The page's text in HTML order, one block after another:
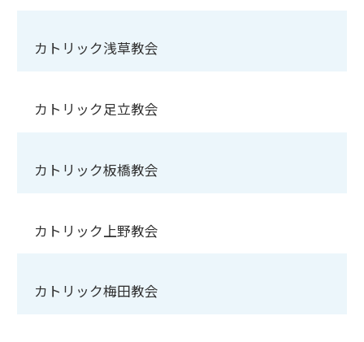
カトリック浅草教会
カトリック足立教会
カトリック板橋教会
カトリック上野教会
カトリック梅田教会